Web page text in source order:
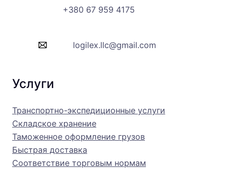
+380 67 959 4175
logilex.llc@gmail.com
Услуги
Транспортно-экспедиционные услуги
Складское хранение
Таможенное оформление грузов
Быстрая доставка
Соответствие торговым нормам